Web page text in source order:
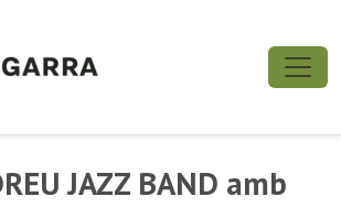
JAZZ BAND amb